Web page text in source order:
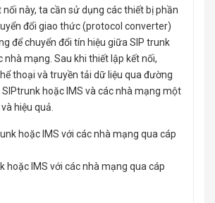
này, ta cần sử dụng các thiết bị phần
đổi giao thức (protocol converter)
để chuyển đổi tín hiệu giữa SIP trunk
nhà mạng. Sau khi thiết lập kết nối,
thoại và truyền tải dữ liệu qua đường
hoặc IMS và các nhà mạng một
hiệu quả.
hoặc IMS với các nhà mạng qua cáp